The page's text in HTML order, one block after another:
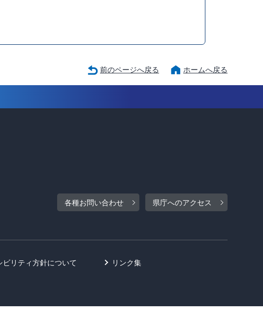
前のページへ戻る ホームへ戻る
各種お問い合わせ 県庁へのアクセス
リティ方針について
リンク集